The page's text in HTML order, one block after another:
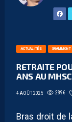
ACTUALITÉS GRAMMONT
RETRAITE
ANS AU MHSC
4 AOÛT 2025 2896
Bras droit de